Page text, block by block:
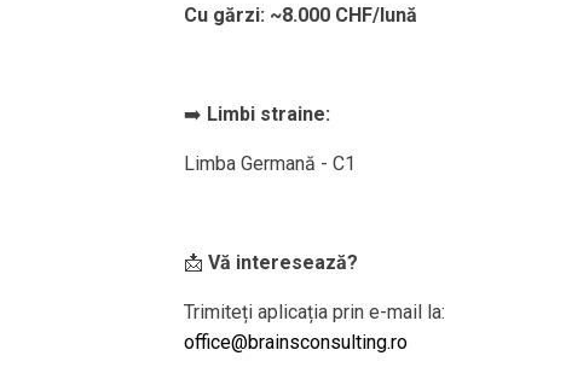
Cu gărzi: ~8.000 CHF/lună
➡️ Limbi straine:
Limba Germană - C1
📩 Vă interesează?
Trimiteți aplicația prin e-mail la:
office@brainsconsulting.ro